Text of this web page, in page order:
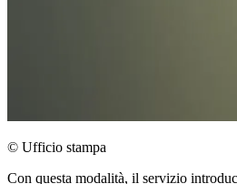
© Ufficio stampa
Con questa modalità, il servizio